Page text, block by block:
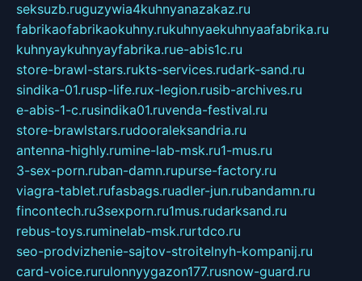
seksuzb.ruguzywia4kuhnyanazakaz.ru
fabrikaofabrikaokuhny.rukuhnyaekuhnyaafabrika.ru
kuhnyaykuhnyayfabrika.rue-abis1c.ru
store-brawl-stars.rukts-services.rudark-sand.ru
sindika-01.rusp-life.rux-legion.rusib-archives.ru
e-abis-1-c.rusindika01.ruvenda-festival.ru
store-brawlstars.rudooraleksandria.ru
antenna-highly.rumine-lab-msk.ru1-mus.ru
3-sex-porn.ruban-damn.rupurse-factory.ru
viagra-tablet.rufasbags.ruadler-jun.rubandamn.ru
fincontech.ru3sexporn.ru1mus.rudarksand.ru
rebus-toys.ruminelab-msk.rurtdco.ru
seo-prodvizhenie-sajtov-stroitelnyh-kompanij.ru
card-voice.rurulonnyygazon177.rusnow-guard.ru